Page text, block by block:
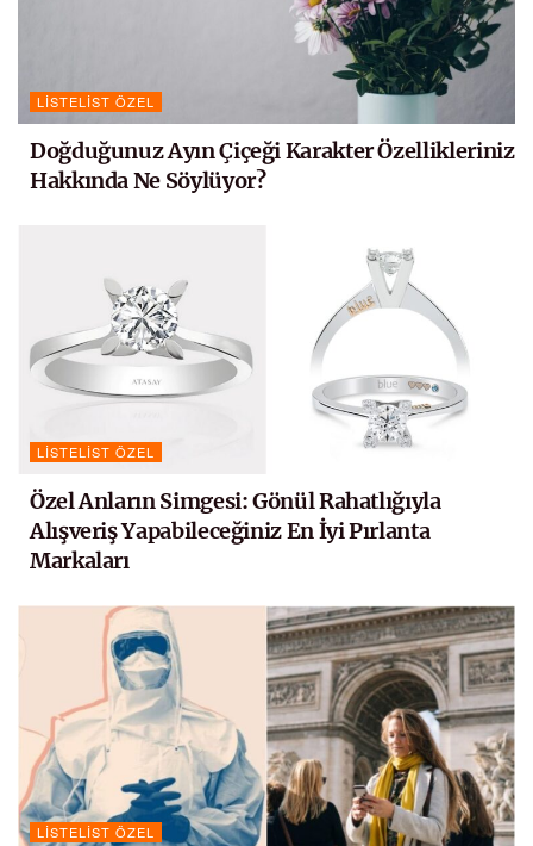
LISTELIST ÖZEL
Doğduğunuz Ayın Çiçeği Karakter Özellikleriniz
Hakkında Ne Söylüyor?
LISTELIST ÖZEL
Özel Anların Simgesi: Gönül Rahatlığıyla
Alışveriş Yapabileceğiniz En İyi Pırlanta
Markaları
LISTELIST ÖZEL